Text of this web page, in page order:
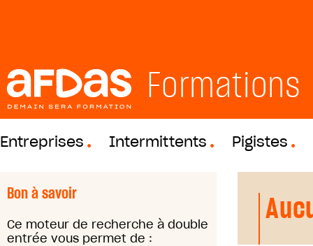
Formations
Entreprises Intermittents Pigistes
Bon à savoir
Ce moteur de recherche à double
entrée vous permet de :